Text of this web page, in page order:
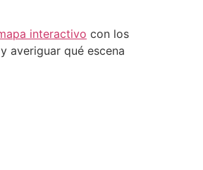
interactivo con los
averiguar qué escena